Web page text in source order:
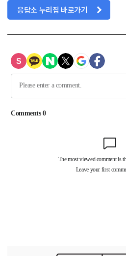
응답소 누리집 바로가기